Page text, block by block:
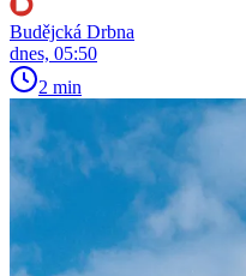
Budějcká Drbna
dnes, 05:50
2 min